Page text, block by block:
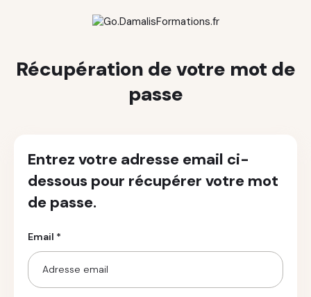
Récupération de votre mot de
passe
Entrez votre adresse email ci-
dessous pour récupérer votre mot
de passe.
Email *